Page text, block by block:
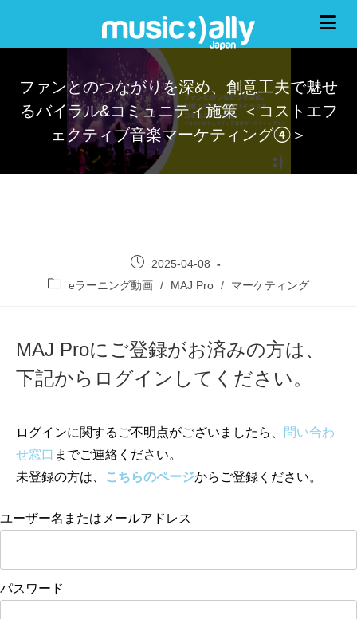
ファンとのつながりを深め、創意工夫で魅せ
るバイラル&コミュニティ施策 ＜コストエフ
ェクティブ音楽マーケティング④＞
2025-04-08
eラーニング動画 / MAJ Pro / マーケティング
MAJ Proにご登録がお済みの方は、
下記からログインしてください。
ログインに関するご不明点がございましたら、
問い合わ
せ窓口 までご連絡ください。
未登録の方は、
こちらのページからご登録ください。
ユーザー名またはメールアドレス
パスワード